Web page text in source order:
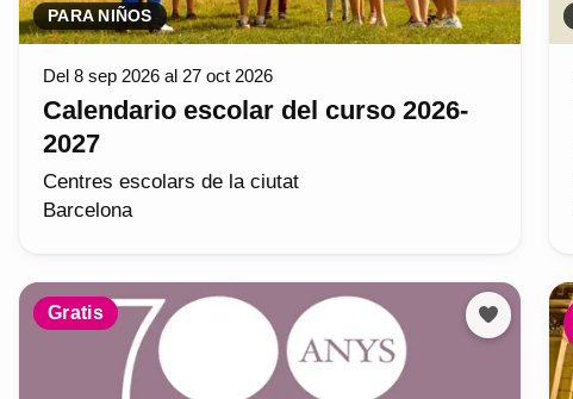
PARA NIÑOS
Del 8 sep 2026 al 27 oct 2026
Calendario escolar del curso 2026-
2027
Centres escolars de la ciutat
Barcelona
Gratis